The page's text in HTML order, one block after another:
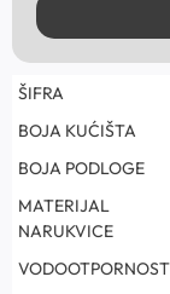
ŠIFRA
BOJA KUĆIŠTA
BOJA PODLOGE
MATERIJAL
NARUKVICE
VODOOTPORNOST